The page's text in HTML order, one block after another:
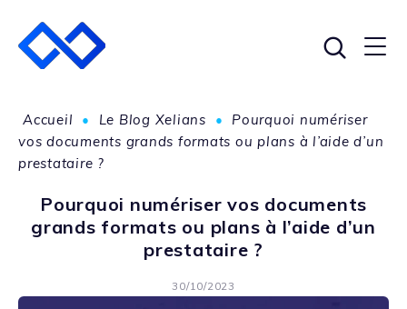
Accueil • Le Blog Xelians •
Pourquoi numériser
vos documents grands formats ou plans à l’aide d’un
prestataire ?
Pourquoi numériser vos documents
grands formats ou plans à l’aide d’un
prestataire ?
30/10/2023